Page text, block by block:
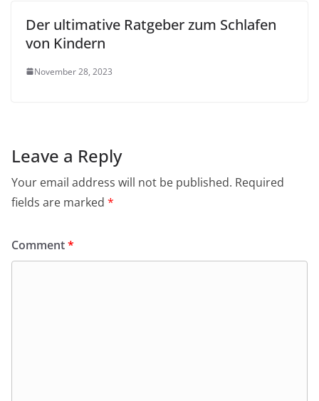
Der ultimative Ratgeber zum Schlafen
von Kindern
November 28, 2023
Leave a Reply
Your email address will not be published. Required
fields are marked *
Comment*